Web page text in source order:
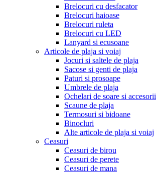
Brelocuri cu desfacator
Brelocuri haioase
Brelocuri ruleta
Brelocuri cu LED
Lanyard si ecusoane
Articole de plaja si voiaj
Jocuri si saltele de plaja
Sacose si genti de plaja
Paturi si prosoape
Umbrele de plaja
Ochelari de soare si accesorii
Scaune de plaja
Termosuri si bidoane
Binocluri
Alte articole de plaja si voiaj
Ceasuri
Ceasuri de birou
Ceasuri de perete
Ceasuri de mana